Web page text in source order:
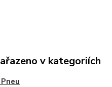
v kategoriích